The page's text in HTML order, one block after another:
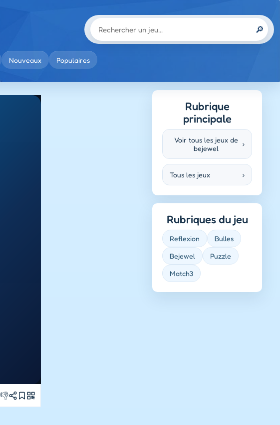
🔎
Nouveaux Populaires
👎
Rubrique
principale
Voir tous les jeux de
bejewel
›
Tous les jeux ›
Rubriques du jeu
Reflexion Bulles
Bejewel Puzzle
Match3